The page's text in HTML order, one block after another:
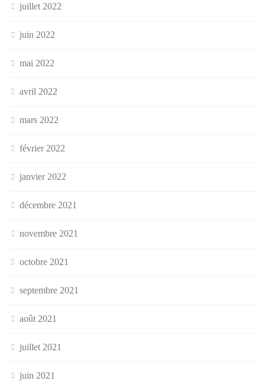
juillet 2022
juin 2022
mai 2022
avril 2022
mars 2022
février 2022
janvier 2022
décembre 2021
novembre 2021
octobre 2021
septembre 2021
août 2021
juillet 2021
juin 2021